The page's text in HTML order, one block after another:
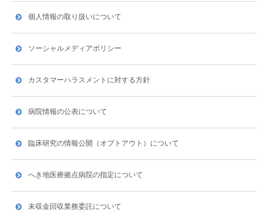
個人情報の取り扱いについて
ソーシャルメディアポリシー
カスタマーハラスメントに対する方針
病院情報の公表について
臨床研究の情報公開（オプトアウト）について
へき地医療拠点病院の指定について
未収金回収業務委託について